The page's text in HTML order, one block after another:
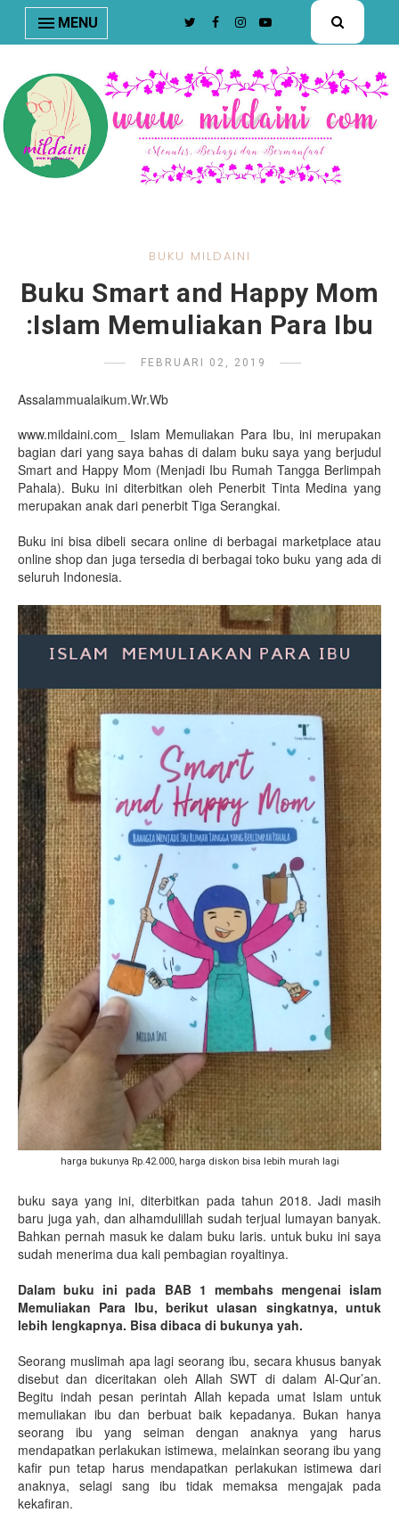
nav#menunav { border-bottom: 1px solid #e8e8e8; }
MENU
BUKU MILDAINI
Buku Smart and Happy Mom
:Islam Memuliakan Para Ibu
FEBRUARI 02, 2019
Assalammualaikum.Wr.Wb
www.mildaini.com_ Islam Memuliakan Para Ibu, ini merupakan
bagian dari yang saya bahas di dalam buku saya yang berjudul
Smart and Happy Mom (Menjadi Ibu Rumah Tangga Berlimpah
Pahala). Buku ini diterbitkan oleh Penerbit Tinta Medina yang
merupakan anak dari penerbit Tiga Serangkai.
Buku ini bisa dibeli secara online di berbagai marketplace atau
online shop dan juga tersedia di berbagai toko buku yang ada di
seluruh Indonesia.
harga bukunya Rp.42.000, harga diskon bisa lebih murah lagi
buku saya yang ini, diterbitkan pada tahun 2018. Jadi masih
baru juga yah, dan alhamdulillah sudah terjual lumayan banyak.
Bahkan pernah masuk ke dalam buku laris. untuk buku ini saya
sudah menerima dua kali pembagian royaltinya.
Dalam buku ini pada BAB 1 membahs mengenai islam
Memuliakan Para Ibu, berikut ulasan singkatnya, untuk
lebih lengkapnya. Bisa dibaca di bukunya yah.
Seorang muslimah apa lagi seorang ibu, secara khusus banyak
disebut dan diceritakan oleh Allah SWT di dalam Al-Qur’an.
Begitu indah pesan perintah Allah kepada umat Islam untuk
memuliakan ibu dan berbuat baik kepadanya. Bukan hanya
seorang ibu yang seiman dengan anaknya yang harus
mendapatkan perlakukan istimewa, melainkan seorang ibu yang
kafir pun tetap harus mendapatkan perlakukan istimewa dari
anaknya, selagi sang ibu tidak memaksa mengajak pada
kekafiran.